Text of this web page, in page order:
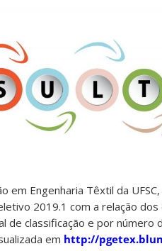
em Engenharia Têxtil da
2019.1 com a relação
classificação e por número
em http://